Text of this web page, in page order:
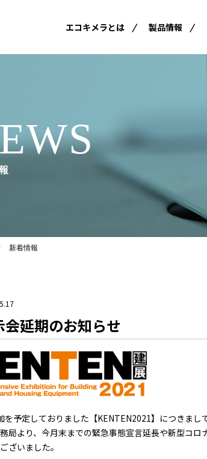
エコキメラとは 製品情報
新着情報
会延期のお知らせ
を予定しておりました【KENTEN2021】につきまして
局より、今月末までの緊急事態宣言延長や新型コ
ざいました。